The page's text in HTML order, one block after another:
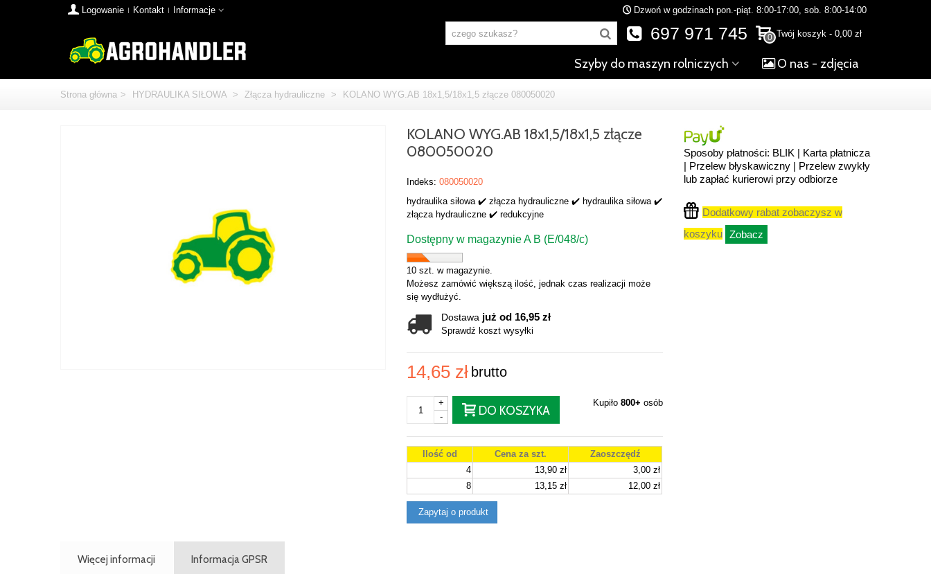
Logowanie Kontakt Informacje Dzwoń w godzinach pon.-piąt. 8:00-17:00, sob. 8:00-14:00
0 Twój koszyk - 0,00 zł
697 971 745
Szyby do maszyn rolniczych O nas - zdjęcia
Strona główna > HYDRAULIKA SIŁOWA > Złącza hydrauliczne > KOLANO WYG.AB 18x1,5/18x1,5 złącze 080050020
KOLANO WYG.AB 18x1,5/18x1,5 złącze
080050020
Indeks: 080050020
hydraulika siłowa ✔️ złącza hydrauliczne ✔️ hydraulika siłowa ✔️
złącza hydrauliczne ✔️ redukcyjne
Dostępny w magazynie A B (E/048/c)
10 szt. w magazynie.
Możesz zamówić większą ilość, jednak czas realizacji może
się wydłużyć.
Dostawa już od 16,95 zł
Sprawdź koszt wysyłki
14,65 zł brutto
-
+
DO KOSZYKA
Kupiło 800+ osób
Ilość od Cena za szt.
Zaoszczędź
4
13,90 zł
3,00 zł
8
13,15 zł 12,00 zł
Zapytaj o produkt
Sposoby płatności: BLIK | Karta płatnicza
| Przelew błyskawiczny | Przelew zwykły
lub zapłać kurierowi przy odbiorze
Dodatkowy rabat zobaczysz w
koszyku Zobacz
Więcej informacji Informacja GPSR